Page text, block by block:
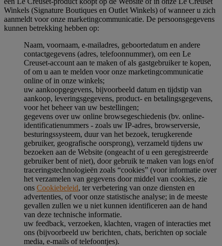
Winkels (Signature Boutiques en Outlet Winkels) of wanneer u zich
aanmeldt voor onze marketingcommunicatie. De persoonsgegevens
kunnen betrekking hebben op:
Naam, voornaam, e-mailadres, geboortedatum en andere
contactgegevens (adres, telefoonnummer), om een Le
Creuset-account aan te maken of als gastgebruiker te kopen,
of om u aan te melden voor onze marketingcommunicatie
online of in onze winkels;
uw aankoopgegevens, bijvoorbeeld datum en tijdstip van
aankoop, leveringsgegevens, product- en betalingsgegevens,
voor het beheer van uw bestellingen;
gegevens over uw online browsegeschiedenis (bv. online-
identificatienummers - zoals uw IP-adres, browserversie,
besturingssysteem, duur van het bezoek, terugkerende
gebruiker, geografische oorsprong), verzameld tijdens uw
bezoeken aan de Website (ongeacht of u een geregistreerde
gebruiker bent of niet), door gebruik te maken van logs en/of
traceringstechnologieën zoals “cookies” (voor informatie over
het verzamelen van gegevens door middel van cookies, zie
ons Cookiebeleid, ter verbetering van onze diensten en
advertenties, of voor onze statistische analyse; in de meeste
gevallen zullen we u niet kunnen identificeren aan de hand
van deze technische informatie.
uw feedback, verzoeken, klachten, vragen of interacties met
ons (bijvoorbeeld uw berichten, chats, berichten op sociale
media, e-mails of telefoontjes).